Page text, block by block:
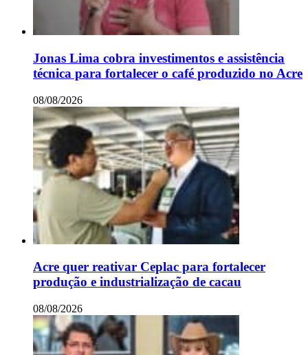
Jonas Lima cobra investimentos e assistência
técnica para fortalecer o café produzido no Acre
08/08/2026
Acre quer reativar Ceplac para fortalecer
produção e industrialização de cacau
08/08/2026